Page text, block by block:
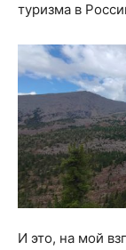
туризма в
И это, на мой